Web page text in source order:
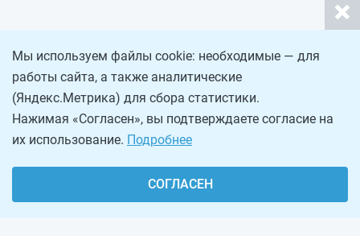
Мы используем файлы cookie: необходимые — для
работы сайта, а также аналитические
(Яндекс.Метрика) для сбора статистики.
Нажимая «Согласен», вы подтверждаете согласие на
их использование. Подробнее
СОГЛАСЕН